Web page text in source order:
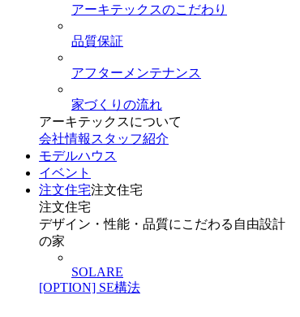
アーキテックスのこだわり
品質保証
アフターメンテナンス
家づくりの流れ
アーキテックスについて
会社情報 スタッフ紹介
モデルハウス
イベント
注文住宅注文住宅
注文住宅
デザイン・性能・品質にこだわる自由設計
の家
SOLARE
[OPTION] SE構法